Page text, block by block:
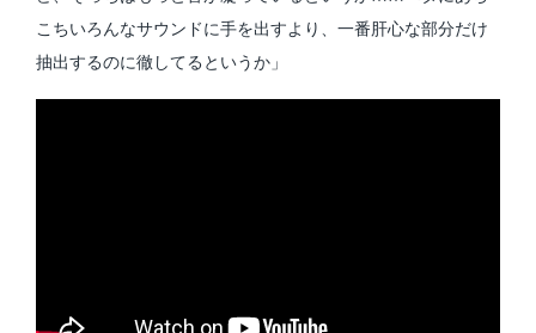
こちいろんなサウンドに手を出すより、一番肝心な部分だけ
抽出するのに徹してるというか」